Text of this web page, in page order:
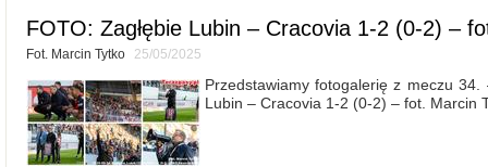
FOTO: Zagłębie Lubin – Cracovia 1-2 (0-2) –
Fot. Marcin Tytko 25/05/2025
Przedstawiamy fotogalerię z meczu
Lubin – Cracovia 1-2 (0-2) – fot. Marcin